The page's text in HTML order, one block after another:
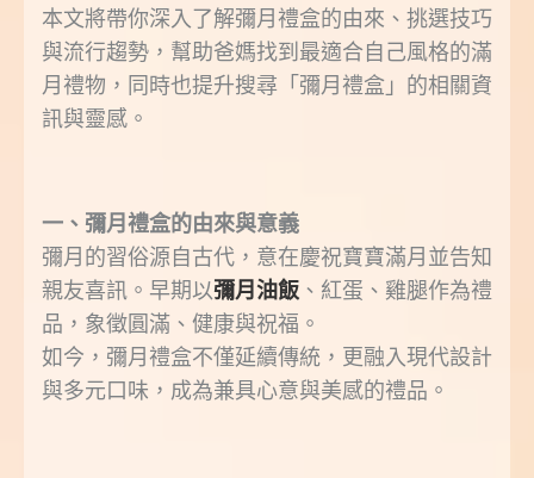
本文將帶你深入了解彌月禮盒的由來、挑選技巧
與流行趨勢，幫助爸媽找到最適合自己風格的滿
月禮物，同時也提升搜尋「彌月禮盒」的相關資
訊與靈感。
一、彌月禮盒的由來與意義
彌月的習俗源自古代，意在慶祝寶寶滿月並告知
親友喜訊。早期以彌月油飯 、紅蛋、雞腿作為禮
品，象徵圓滿、健康與祝福。
如今，彌月禮盒不僅延續傳統，更融入現代設計
與多元口味，成為兼具心意與美感的禮品。